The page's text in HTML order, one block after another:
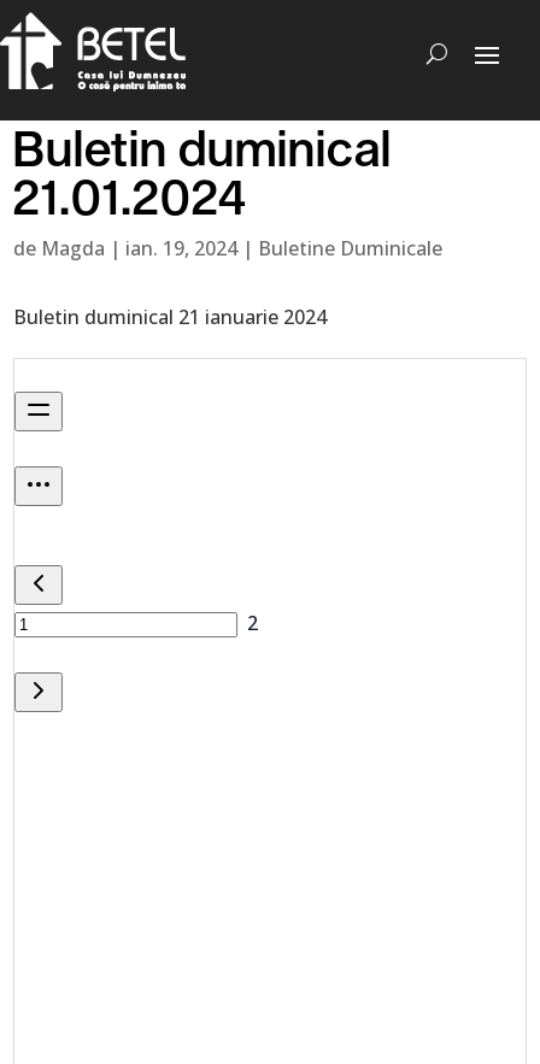
Buletin duminical
21.01.2024
de Magda | ian. 19, 2024| Buletine Duminicale
Buletin duminical 21 ianuarie 2024